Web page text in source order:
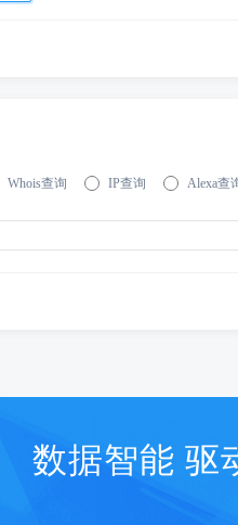
Whois查询 IP查询 Alexa查
数据智能 驱